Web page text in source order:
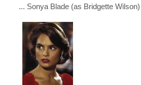
... Sonya Blade (as Bridgette Wilson)